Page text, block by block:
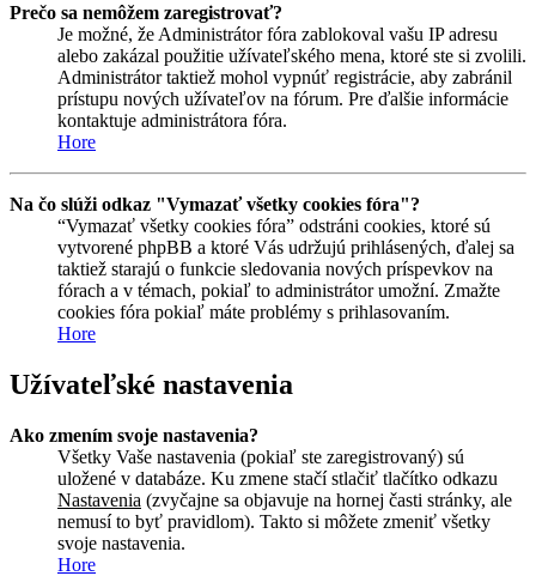
Prečo sa nemôžem zaregistrovať?
Je možné, že Administrátor fóra zablokoval vašu IP adresu
alebo zakázal použitie užívateľského mena, ktoré ste si zvolili.
Administrátor taktiež mohol vypnúť registrácie, aby zabránil
prístupu nových užívateľov na fórum. Pre ďalšie informácie
kontaktuje administrátora fóra.
Hore
Na čo slúži odkaz "Vymazať všetky cookies fóra"?
“Vymazať všetky cookies fóra” odstráni cookies, ktoré sú
vytvorené phpBB a ktoré Vás udržujú prihlásených, ďalej sa
taktiež starajú o funkcie sledovania nových príspevkov na
fórach a v témach, pokiaľ to administrátor umožní. Zmažte
cookies fóra pokiaľ máte problémy s prihlasovaním.
Hore
Užívateľské nastavenia
Ako zmením svoje nastavenia?
Všetky Vaše nastavenia (pokiaľ ste zaregistrovaný) sú
uložené v databáze. Ku zmene stačí stlačiť tlačítko odkazu
Nastavenia (zvyčajne sa objavuje na hornej časti stránky, ale
nemusí to byť pravidlom). Takto si môžete zmeniť všetky
svoje nastavenia.
Hore